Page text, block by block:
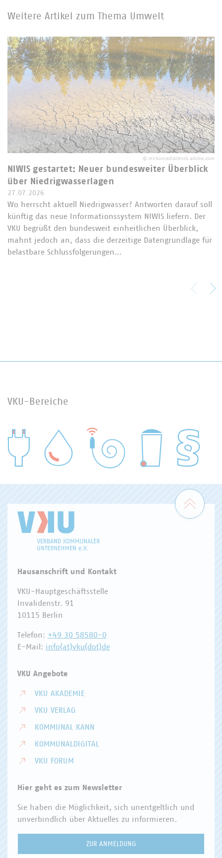
Weitere Artikel zum Thema Umwelt
© mirkomedia/stock.adobe.com
NIWIS gestartet: Neuer bundesweiter Überblick
über Niedrigwasserlagen
27.07.2026
Wo herrscht aktuell Niedrigwasser? Antworten darauf soll
künftig das neue Informationssystem NIWIS liefern. Der
VKU begrüßt den bundesweit einheitlichen Überblick,
mahnt jedoch an, dass die derzeitige Datengrundlage für
belastbare Schlussfolgerungen…
VKU-Bereiche
WASSER/ABWASSER
Zum
Hausanschrift und Kontakt
VKU-Hauptgeschäftsstelle
Invalidenstr. 91
10115 Berlin
Telefon: +49 30 58580-0
E-Mail: info(at)vku(dot)de
VKU Angebote
VKU AKADEMIE
VKU VERLAG
KOMMUNAL KANN
KOMMUNALDIGITAL
VKU FORUM
Hier geht es zum Newsletter
Sie haben die Möglichkeit, sich unentgeltlich und
unverbindlich über Aktuelles zu informieren.
ZUR ANMELDUNG